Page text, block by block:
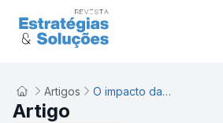
Artigos O impacto da Geração Z nas Estratégias de Gestão de Pessoas: Demandas, Desafios e Expectativas
Artigo